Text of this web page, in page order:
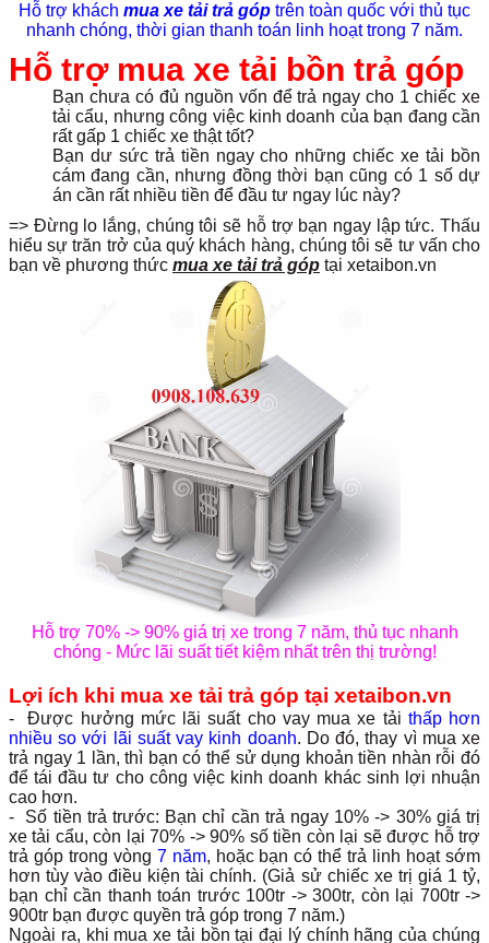
Hỗ trợ khách mua xe tải trả góp trên toàn quốc với thủ tục
nhanh chóng, thời gian thanh toán linh hoạt trong 7 năm.
Hỗ trợ mua xe tải bồn trả góp
Bạn chưa có đủ nguồn vốn để trả ngay cho 1 chiếc xe
tải cẩu, nhưng công việc kinh doanh của bạn đang cần
rất gấp 1 chiếc xe thật tốt?
Bạn dư sức trả tiền ngay cho những chiếc xe tải bồn
cám đang cần, nhưng đồng thời bạn cũng có 1 số dự
án cần rất nhiều tiền để đầu tư ngay lúc này?
=> Đừng lo lắng, chúng tôi sẽ hỗ trợ bạn ngay lập tức. Thấu
hiểu sự trăn trở của quý khách hàng, chúng tôi sẽ tư vấn cho
bạn về phương thức mua xe tải trả góp tại xetaibon.vn
Hỗ trợ 70% -> 90% giá trị xe trong 7 năm, thủ tục nhanh
chóng - Mức lãi suất tiết kiệm nhất trên thị trường!
Lợi ích khi mua xe tải trả góp tại xetaibon.vn
- Được hưởng mức lãi suất cho vay mua xe tải thấp hơn
nhiều so với lãi suất vay kinh doanh. Do đó, thay vì mua xe
trả ngay 1 lần, thì bạn có thể sử dụng khoản tiền nhàn rỗi đó
để tái đầu tư cho công việc kinh doanh khác sinh lợi nhuận
cao hơn.
- Số tiền trả trước: Bạn chỉ cần trả ngay 10% -> 30% giá trị
xe tải cẩu, còn lại 70% -> 90% số tiền còn lại sẽ được hỗ trợ
trả góp trong vòng 7 năm, hoặc bạn có thể trả linh hoạt sớm
hơn tùy vào điều kiện tài chính. (Giả sử chiếc xe trị giá 1 tỷ,
bạn chỉ cần thanh toán trước 100tr -> 300tr, còn lại 700tr ->
900tr bạn được quyền trả góp trong 7 năm.)
Ngoài ra, khi mua xe tải bồn tại đại lý chính hãng của chúng